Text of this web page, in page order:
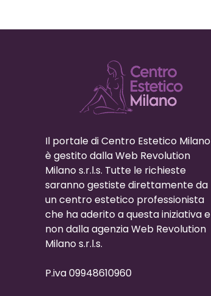
Il portale di Centro Estetico Milano
è gestito dalla Web Revolution
Milano s.r.l.s. Tutte le richieste
saranno gestiste direttamente da
un centro estetico professionista
che ha aderito a questa iniziativa e
non dalla agenzia Web Revolution
Milano s.r.l.s.
P.iva 09948610960